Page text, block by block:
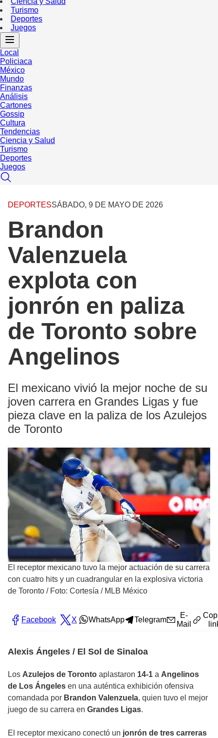
Turismo
Deportes
Juegos
Local
Policiaca
México
Mundo
Finanzas
Análisis
Cartones
Gossip
Cultura
Tendencias
Ciencia y Salud
Turismo
Deportes
Juegos
DEPORTESSÁBADO, 9 DE MAYO DE 2026
Brandon
Valenzuela
explota con
jonrón en paliza
de Toronto sobre
Angelinos
El mexicano vivió la mejor noche de su
joven carrera en Grandes Ligas y fue
pieza clave en la paliza de los Azulejos
de Toronto
El receptor mexicano tuvo la mejor actuación de su carrera
con cuatro hits y un cuadrangular en la explosiva victoria
de Toronto / Foto: Cortesía / MLB México
Facebook X WhatsApp Telegram
E-
Mail
Alexis Ángeles / El Sol de Sinaloa
Los Azulejos de Toronto aplastaron 14-1 a Angelinos
de Los Ángeles en una auténtica exhibición ofensiva
comandada por Brandon Valenzuela, quien tuvo el mejor
juego de su carrera en Grandes Ligas.
El receptor mexicano conectó un jonrón de tres carreras